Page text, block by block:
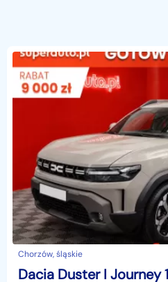
Chorzów, śląskie